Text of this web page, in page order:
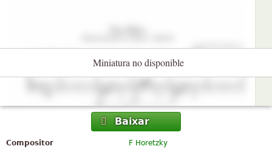
Miniatura no disponible
Baixar
Compositor
F Horetzky